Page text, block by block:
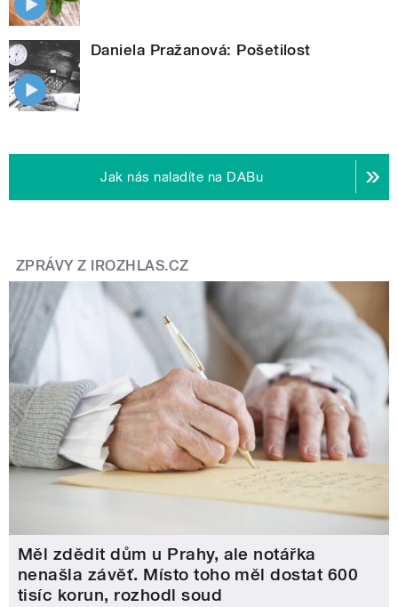
Daniela Pražanová: Pošetilost
Jak nás naladíte na DABu
ZPRÁVY Z IROZHLAS.CZ
Měl zdědit dům u Prahy, ale notářka
nenašla závěť. Místo toho měl dostat 600
tisíc korun, rozhodl soud